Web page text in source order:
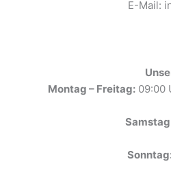
E-Mail:
Montag – Freitag:09:00